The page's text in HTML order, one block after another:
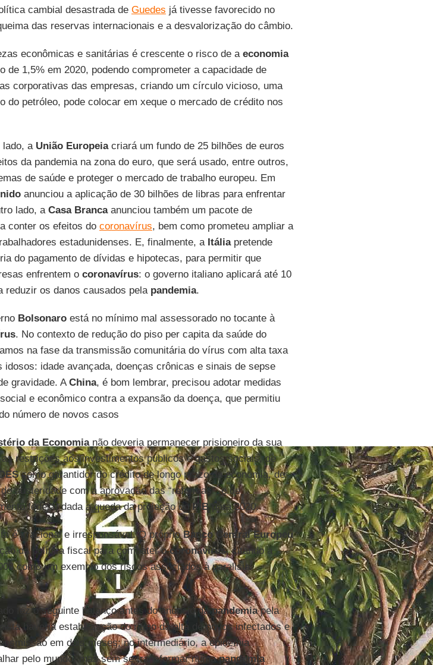
cambial desastrada de Guedes já tivesse favorecido no
das reservas internacionais e a desvalorização do câmbio.
econômicas e sanitárias é crescente o risco de a economia
de 1,5% em 2020, podendo comprometer a capacidade de
corporativas das empresas, criando um círculo vicioso, uma
do petróleo, pode colocar em xeque o mercado de crédito nos
lado, a União Europeiacriará um fundo de 25 bilhões de euros
da pandemia na zona do euro, que será usado, entre outros,
de saúde e proteger o mercado de trabalho europeu. Em
anunciou a aplicação de 30 bilhões de libras para enfrentar
lado, a Casa Brancaanunciou também um pacote de
conter os efeitos do coronavírus, bem como prometeu ampliar a
estadunidenses. E, finalmente, a Itáliapretende
do pagamento de dívidas e hipotecas, para permitir que
enfrentem o coronavírus: o governo italiano aplicará até 10
reduzir os danos causados pela pandemia.
Bolsonaroestá no mínimo mal assessorado no tocante à
. No contexto de redução do piso per capita da saúde do
na fase da transmissão comunitária do vírus com alta taxa
idosos: idade avançada, doenças crônicas e sinais de sepse
gravidade. AChina, é bom lembrar, precisou adotar medidas
e econômico contra a expansão da doença, que permitiu
número de novos casos
da Economianão deveria permanecer prisioneiro da sua
restrições aos investimentos públicos e gastos sociais, de
como garantidor do crédito de longo prazo da economia, de
austeridade com a aprovação das “reformas”, e de
federal dada a queda da projeção doPIBpara 2020.
é irracional e irresponsável. O próprioBanco Central Europeu
da política fiscal para combater ocoronavírus, citando a
como um exemplo dos riscos associados à paralisia
fez o seguinte balanço antes do anúncio dapandemiapela
haveria estabilização do ritmo da alta de novos infectados e
em dois meses; no intermediário, a epidemia
pelo mundo, mas sem se transformar numapandemia